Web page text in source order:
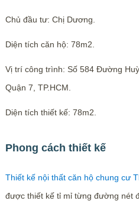
Chủ đầu tư: Chị Dương.
Diện tích căn hộ: 78m2.
Vị trí công trình: Số 584 Đường
Quận 7, TP.HCM.
Diện tích thiết kế: 78m2.
Phong cách thiết kế
Thiết kế nội thất căn hộ chung cư
được thiết kế tỉ mỉ từng đường nét